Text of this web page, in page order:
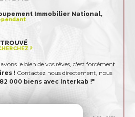
Immobilier National,
TROUVÉ
?
le bien de vos rêves, c'est forcément
! Contactez nous directement, nous
000 biens avec Interkab !*